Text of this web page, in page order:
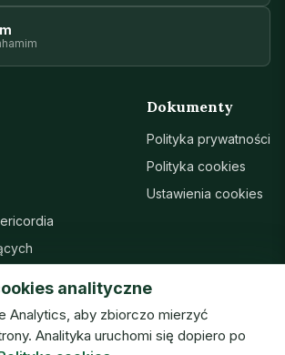
Dokumenty
Polityka prywatności
Polityka cookies
Ustawienia cookies
analityczne
Analytics, aby zbiorczo mierzyć
Analityka uruchomi się dopiero po